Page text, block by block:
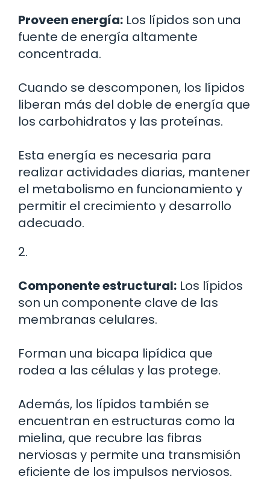
Proveen energía: Los lípidos son una
fuente de energía altamente
concentrada.
Cuando se descomponen, los lípidos
liberan más del doble de energía que
los carbohidratos y las proteínas.
Esta energía es necesaria para
realizar actividades diarias, mantener
el metabolismo en funcionamiento y
permitir el crecimiento y desarrollo
adecuado.
2.
Componente estructural: Los lípidos
son un componente clave de las
membranas celulares.
Forman una bicapa lipídica que
rodea a las células y las protege.
Además, los lípidos también se
encuentran en estructuras como la
mielina, que recubre las fibras
nerviosas y permite una transmisión
eficiente de los impulsos nerviosos.